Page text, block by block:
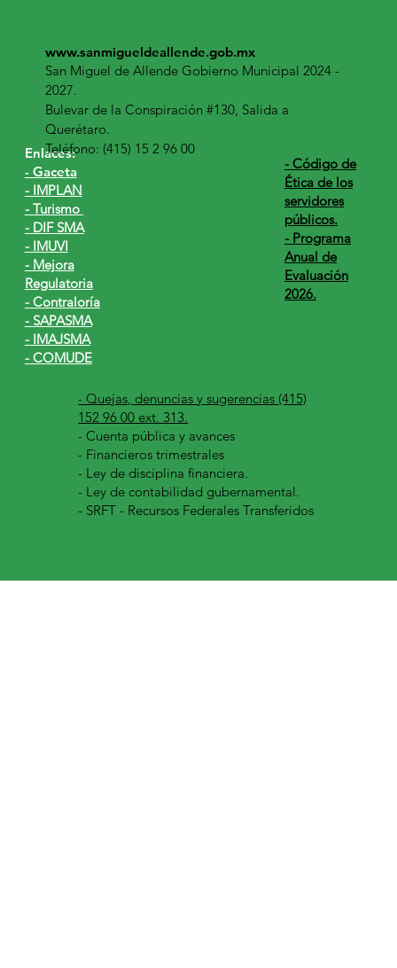
Enlaces:
- Gaceta
- IMPLAN
- Turismo
- DIF SMA
- IMUVI
- Mejora
Regulatoria
- Contraloría
- SAPASMA
- IMAJSMA
- COMUDE
www.sanmigueldeallende.gob.mx
San Miguel de Allende Gobierno Municipal 2024 -
2027.
Bulevar de la Conspiración #130, Salida a
Querétaro.
Teléfono: (415) 15 2 96 00
- Quejas, denuncias y sugerencias (415)
152 96 00 ext. 313.
-Cuenta pública y avances
- Financieros trimestrales
- Ley de disciplina financiera.
- Ley de contabilidad gubernamental.
- SRFT - Recursos Federales Transferidos
​- Código de
Ética de los
servidores
públicos.
- Programa
Anual de
Evaluación
2026.